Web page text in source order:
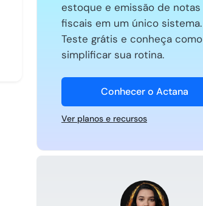
estoque e emissão de notas
fiscais em um único sistema.
Teste grátis e conheça como
simplificar sua rotina.
Conhecer o Actana
Ver planos e recursos